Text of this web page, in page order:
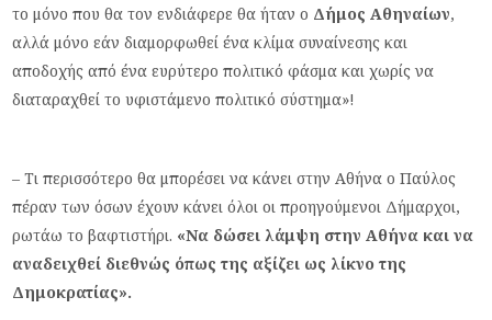
το μόνο που θα τον ενδιάφερε θα ήταν ο Δήμος Αθηναίων,
αλλά μόνο εάν διαμορφωθεί ένα κλίμα συναίνεσης και
αποδοχής από ένα ευρύτερο πολιτικό φάσμα και χωρίς να
διαταραχθεί το υφιστάμενο πολιτικό σύστημα»!
– Τι περισσότερο θα μπορέσει να κάνει στην Αθήνα ο Παύλος
πέραν των όσων έχουν κάνει όλοι οι προηγούμενοι Δήμαρχοι,
ρωτάω το βαφτιστήρι. «Να δώσει λάμψη στην Αθήνα και να
αναδειχθεί διεθνώς όπως της αξίζει ως λίκνο της
Δημοκρατίας».